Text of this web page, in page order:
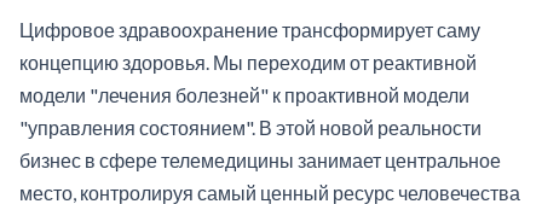
Цифровое здравоохранение трансформирует саму
концепцию здоровья. Мы переходим от реактивной
модели "лечения болезней" к проактивной модели
"управления состоянием". В этой новой реальности
бизнес в сфере телемедицины занимает центральное
место, контролируя самый ценный ресурс человечества